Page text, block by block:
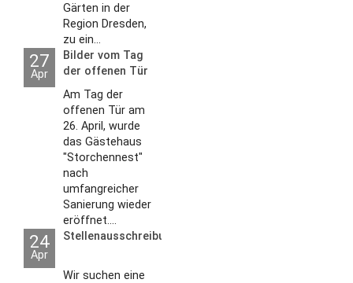
Gärten in der
Region Dresden,
zu ein...
27
Apr
Bilder vom Tag
der offenen Tür
2026
Am Tag der
offenen Tür am
26. April, wurde
das Gästehaus
"Storchennest"
nach
umfangreicher
Sanierung wieder
eröffnet....
24
Apr
Stellenausschreibungen
Wir suchen eine